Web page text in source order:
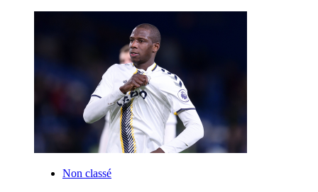
Non classé